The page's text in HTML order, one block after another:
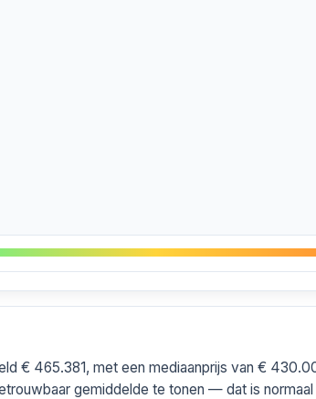
€ 465.381, met een mediaanprijs van €
gemiddelde te tonen — dat is